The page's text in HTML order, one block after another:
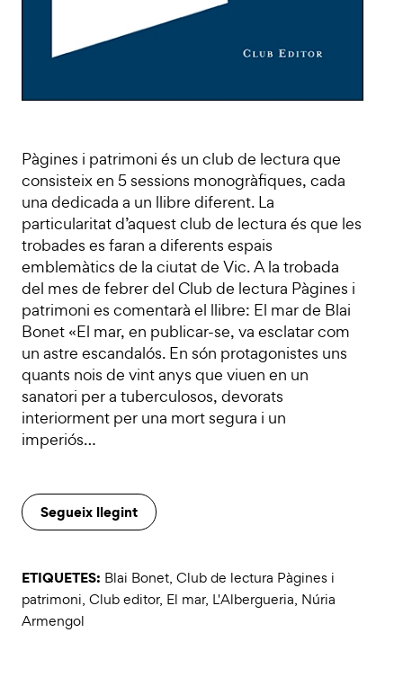
Pàgines i patrimoni és un club de lectura que
consisteix en 5 sessions monogràfiques, cada
una dedicada a un llibre diferent. La
particularitat d’aquest club de lectura és que les
trobades es faran a diferents espais
emblemàtics de la ciutat de Vic. A la trobada
del mes de febrer del Club de lectura Pàgines i
patrimoni es comentarà el llibre: El mar de Blai
Bonet «El mar, en publicar-se, va esclatar com
un astre escandalós. En són protagonistes uns
quants nois de vint anys que viuen en un
sanatori per a tuberculosos, devorats
interiorment per una mort segura i un
imperiós…
Segueix llegint
ETIQUETES: Blai Bonet, Club de lectura Pàgines i
patrimoni, Club editor, El mar, L'Albergueria, Núria
Armengol